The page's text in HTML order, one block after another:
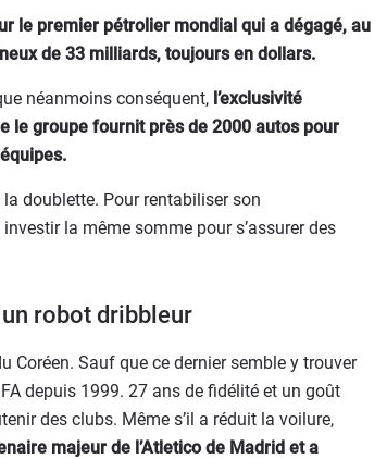
le premier pétrolier mondial qui a dégagé, au
de 33 milliards, toujours en dollars.
néanmoins conséquent, l’exclusivité
le groupe fournit près de 2000 autos pour
la doublette. Pour rentabiliser son
la même somme pour s’assurer des
robot dribbleur
Coréen. Sauf que ce dernier semble y trouver
depuis 1999. 27 ans de fidélité et un goût
des clubs. Même s’il a réduit la voilure,
majeur de l’Atletico de Madrid et a